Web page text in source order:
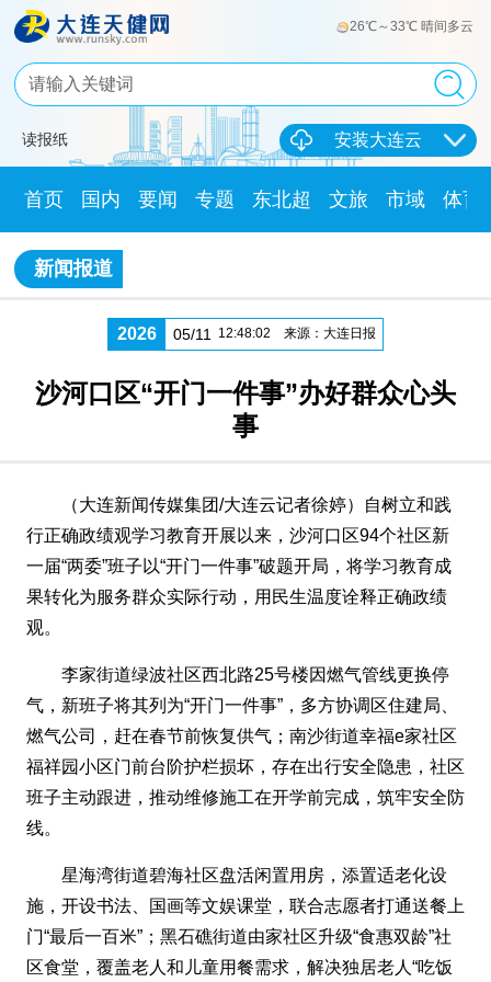
26℃～33℃ 晴间多云
读报纸 安装大连云
首页 国内 要闻 专题 东北超 文旅 市域 体育
新闻报道
2026 05/11 12:48:02 来源：大连日报
沙河口区“开门一件事”办好群众心头
事
（大连新闻传媒集团/大连云记者徐婷）自树立和践
行正确政绩观学习教育开展以来，沙河口区94个社区新
一届“两委”班子以“开门一件事”破题开局，将学习教育成
果转化为服务群众实际行动，用民生温度诠释正确政绩
观。
李家街道绿波社区西北路25号楼因燃气管线更换停
气，新班子将其列为“开门一件事”，多方协调区住建局、
燃气公司，赶在春节前恢复供气；南沙街道幸福e家社区
福祥园小区门前台阶护栏损坏，存在出行安全隐患，社区
班子主动跟进，推动维修施工在开学前完成，筑牢安全防
线。
星海湾街道碧海社区盘活闲置用房，添置适老化设
施，开设书法、国画等文娱课堂，联合志愿者打通送餐上
门“最后一百米”；黑石礁街道由家社区升级“食惠双龄”社
区食堂，覆盖老人和儿童用餐需求，解决独居老人“吃饭